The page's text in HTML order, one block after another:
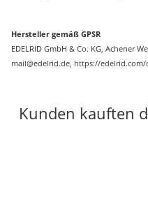
Hersteller gemäß GPSR
EDELRID GmbH & Co. KG, Achener
mail@edelrid.de, https://edelrid.com/
Kunden kauften